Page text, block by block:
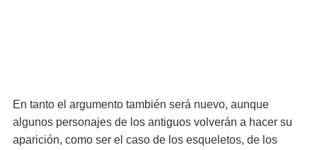
En tanto el argumento también será nuevo, aunque
algunos personajes de los antiguos volverán a hacer su
aparición, como ser el caso de los esqueletos, de los